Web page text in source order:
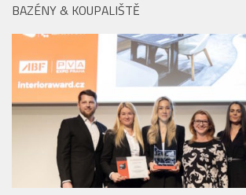
BAZÉNY & KOUPALIŠTĚ